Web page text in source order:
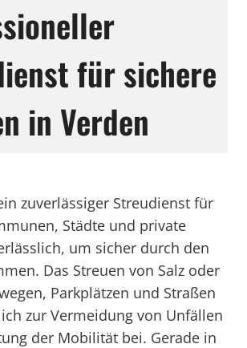
für sichere
in Verden
zuverlässiger Streudienst für
Städte und private
um sicher durch den
Das Streuen von Salz oder
Parkplätzen und Straßen
zur Vermeidung von Unfällen
der Mobilität bei. Gerade in